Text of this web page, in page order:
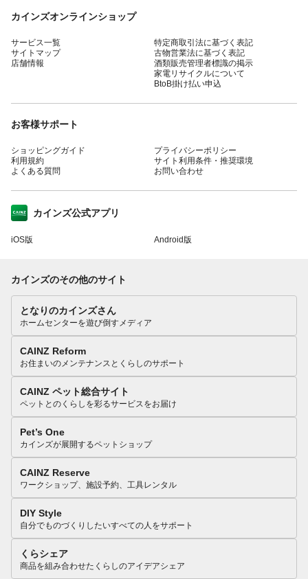
カインズオンラインショップ
サービス一覧
サイトマップ
店舗情報
特定商取引法に基づく表記
古物営業法に基づく表記
酒類販売管理者標識の掲示
家電リサイクルについて
BtoB掛け払い申込
お客様サポート
ショッピングガイド
利用規約
よくある質問
プライバシーポリシー
サイト利用条件・推奨環境
お問い合わせ
カインズ公式アプリ
iOS版 Android版
カインズのその他のサイト
となりのカインズさん
ホームセンターを遊び倒すメディア
CAINZ Reform
お住まいのメンテナンスとくらしのサポート
CAINZ ペット総合サイト
ペットとのくらしを彩るサービスをお届け
Pet’s One
カインズが展開するペットショップ
CAINZ Reserve
ワークショップ、施設予約、工具レンタル
DIY Style
自分でものづくりしたいすべての人をサポート
くらシェア
商品を組み合わせたくらしのアイデアシェア